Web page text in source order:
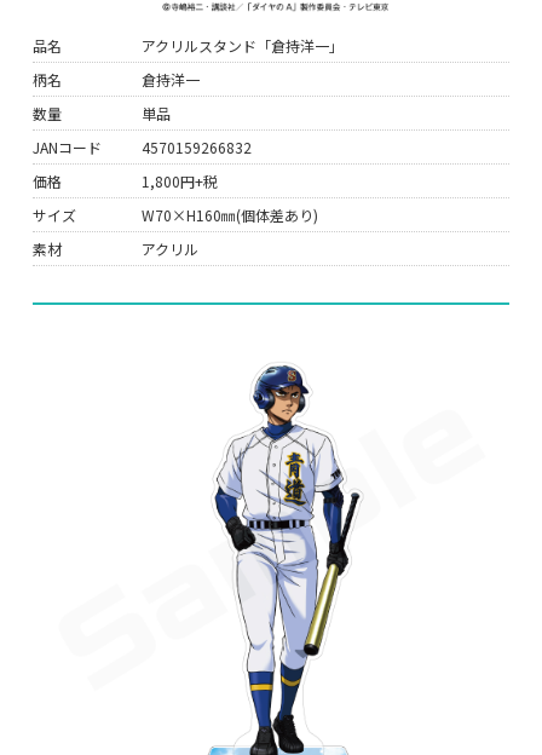
品名
アクリルスタンド「倉持洋一」
柄名
倉持洋一
数量
単品
JANコード
4570159266832
価格
1,800円+税
サイズ
W70×H160㎜(個体差あり)
素材
アクリル